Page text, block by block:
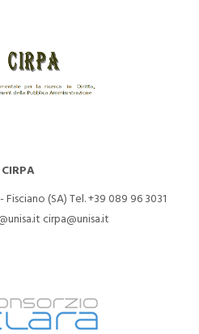
CIRPA
Fisciano (SA)Tel. +39 089 96 3031
cirpa@unisa.it